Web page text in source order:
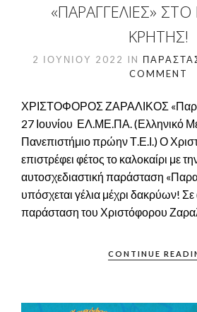
«ΠΑΡΑΓΓΕΛΙΈΣ»
ΚΡΉΤΗΣ!
2 ΙΟΥΝΊΟΥ 2022 IN
COMMENT
ΧΡΙΣΤΟΦΟΡΟΣ ΖΑΡΑΛΙΚΟΣ
27 Ιουνίου ΕΛ.ΜΕ.ΠΑ. (Ελληνικό
Πανεπιστήμιο πρώην Τ.Ε.Ι.) Ο
επιστρέφει φέτος το καλοκαίρι με
αυτοσχεδιαστική παράσταση
υπόσχεται γέλια μέχρι δακρύων!
παράσταση του Χριστόφορου
CONTINUE